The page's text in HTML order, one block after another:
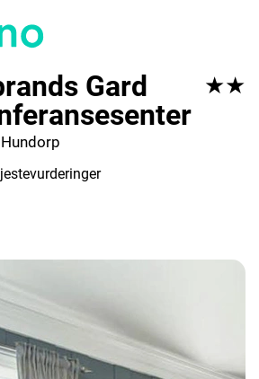
Gard
★★